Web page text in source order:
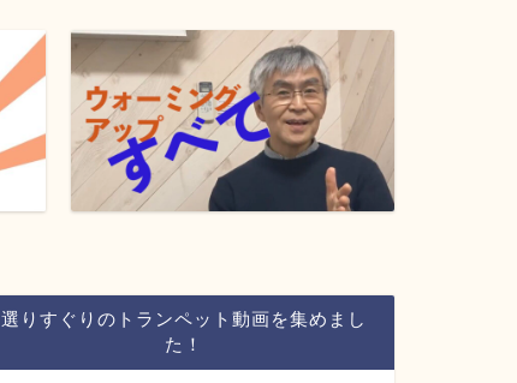
選りすぐりのトランペット動画を集めまし
た！